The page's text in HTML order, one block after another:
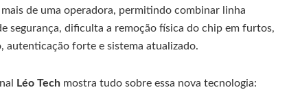
de uma operadora, permitindo combinar linha
segurança, dificulta a remoção física do chip em furtos,
autenticação forte e sistema atualizado.
Léo Tech mostra tudo sobre essa nova tecnologia: